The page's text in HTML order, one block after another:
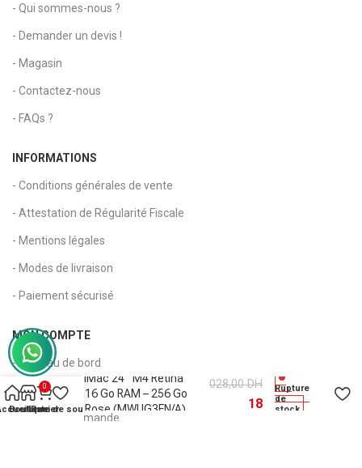
- Qui sommes-nous ?
- Demander un devis !
- Magasin
- Contactez-nous
- FAQs ?
INFORMATIONS
- Conditions générales de vente
- Attestation de Régularité Fiscale
- Mentions légales
- Modes de livraison
- Paiement sécurisé
MON COMPTE
- Tableau de bord
- Mon compte
- Suivi de commande
Apple iMac 24″ M4 Retina
4.5K – 16 Go RAM – 256 Go
SSD – Rose (MWUG3FN/A)
028,00DH
18
Rupture
de
stock
Boutique
0
Panier
Liste de souhaits